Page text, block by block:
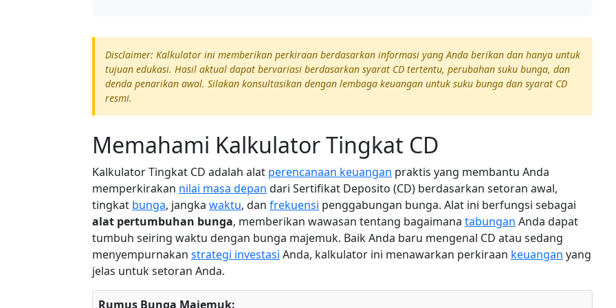
Disclaimer: Kalkulator ini memberikan perkiraan berdasarkan informasi yang Anda berikan dan hanya untuk
tujuan edukasi. Hasil aktual dapat bervariasi berdasarkan syarat CD tertentu, perubahan suku bunga, dan
denda penarikan awal. Silakan konsultasikan dengan lembaga keuangan untuk suku bunga dan syarat CD
resmi.
Memahami Kalkulator Tingkat CD
Kalkulator Tingkat CD adalah alat perencanaan keuangan praktis yang membantu Anda
memperkirakan nilai masa depan dari Sertifikat Deposito (CD) berdasarkan setoran awal,
tingkat bunga, jangka waktu, dan frekuensi penggabungan bunga. Alat ini berfungsi sebagai
alat pertumbuhan bunga, memberikan wawasan tentang bagaimana tabungan Anda dapat
tumbuh seiring waktu dengan bunga majemuk. Baik Anda baru mengenal CD atau sedang
menyempurnakan strategi investasi Anda, kalkulator ini menawarkan perkiraan keuangan yang
jelas untuk setoran Anda.
Rumus Bunga Majemuk: